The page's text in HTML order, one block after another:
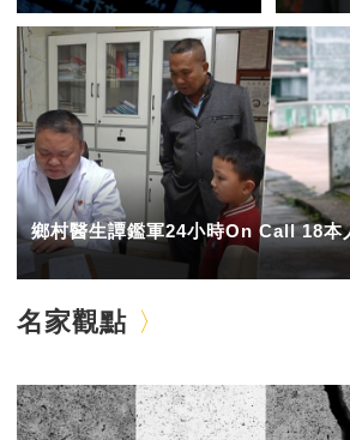
鄉村醫生譚鑑軍24小時On Call 18本
名家觀點